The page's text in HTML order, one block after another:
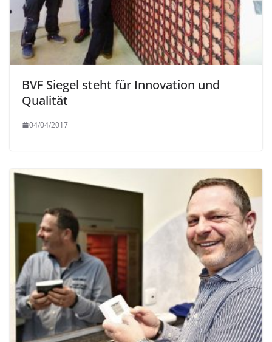
BVF Siegel steht für Innovation und
Qualität
04/04/2017